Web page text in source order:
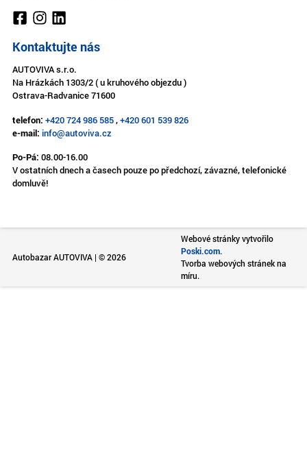
Kontaktujte nás
AUTOVIVA s.r.o.
Na Hrázkách 1303/2 ( u kruhového objezdu )
Ostrava-Radvanice 71600
telefon: +420 724 986 585,+420 601 539 826
e-mail: info@autoviva.cz
Po-Pá: 08.00-16.00
V ostatních dnech a časech pouze po předchozí, závazné, telefonické
domluvě!
Autobazar AUTOVIVA | © 2026
Webové stránky vytvořilo
Poski.com.
Tvorba webových stránek na
míru.